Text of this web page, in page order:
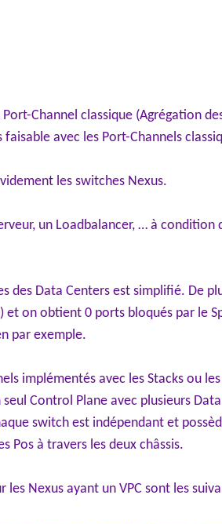
Channel classique (Agrégation
avec les Port-Channels
les switches Nexus.
un Loadbalancer, … à condition
des Data Centers est simplifié. De
et on obtient 0 ports bloqués par le
par exemple.
implémentés avec les Stacks ou
Control Plane avec plusieurs
switch est indépendant et
Pos à travers les deux châssis.
les Nexus ayant un VPC sont les